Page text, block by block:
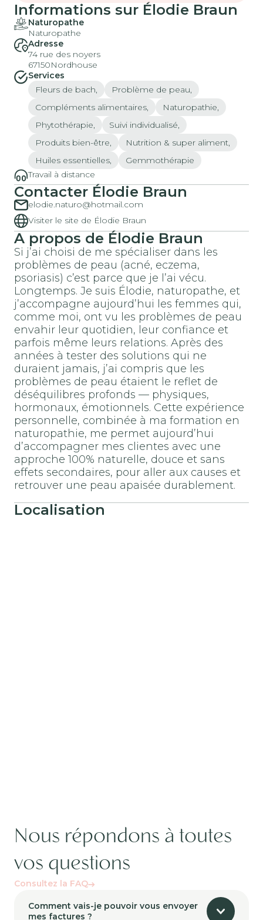
Informations sur Élodie Braun
Naturopathe
Naturopathe
Adresse
74 rue des noyers
67150Nordhouse
Services
Fleurs de bach,
Problème de peau,
Compléments alimentaires,
Naturopathie,
Phytothérapie,
Suivi individualisé,
Produits bien-être,
Nutrition & super aliment,
Huiles essentielles,
Gemmothérapie
Travail à distance
Contacter Élodie Braun
elodie.naturo@hotmail.com
Visiter le site de Élodie Braun
A propos de Élodie Braun
Si j’ai choisi de me spécialiser dans les
problèmes de peau (acné, eczema,
psoriasis) c’est parce que je l’ai vécu.
Longtemps. Je suis Élodie, naturopathe, et
j’accompagne aujourd’hui les femmes qui,
comme moi, ont vu les problèmes de peau
envahir leur quotidien, leur confiance et
parfois même leurs relations. Après des
années à tester des solutions qui ne
duraient jamais, j’ai compris que les
problèmes de peau étaient le reflet de
déséquilibres profonds — physiques,
hormonaux, émotionnels. Cette expérience
personnelle, combinée à ma formation en
naturopathie, me permet aujourd’hui
d’accompagner mes clientes avec une
approche 100% naturelle, douce et sans
effets secondaires, pour aller aux causes et
retrouver une peau apaisée durablement.
Localisation
Nous répondons à toutes
vos questions
Consultez la FAQ
Comment vais-je pouvoir vous envoyer
mes factures ?